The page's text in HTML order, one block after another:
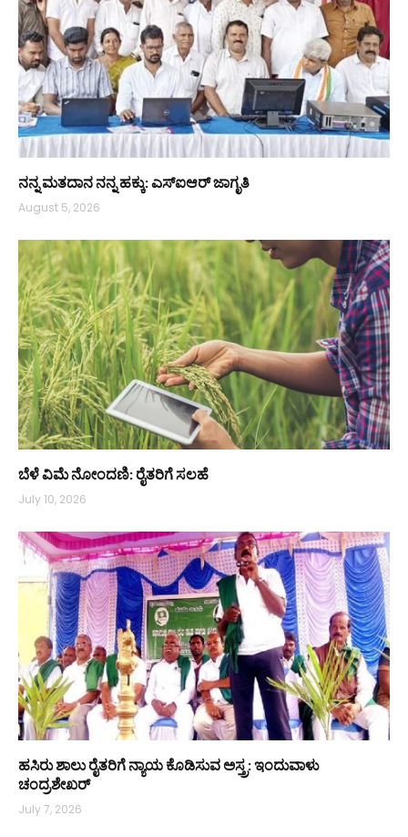
ನನ್ನ ಮತದಾನ ನನ್ನ ಹಕ್ಕು: ಎಸ್ಐಆರ್ ಜಾಗೃತಿ
August 5, 2026
ಬೆಳೆ ವಿಮೆ ನೋಂದಣಿ: ರೈತರಿಗೆ ಸಲಹೆ
July 10, 2026
ಹಸಿರು ಶಾಲು ರೈತರಿಗೆ ನ್ಯಾಯ ಕೊಡಿಸುವ ಅಸ್ತ್ರ: ಇಂದುವಾಳು
ಚಂದ್ರಶೇಖರ್
July 7, 2026